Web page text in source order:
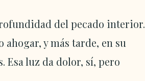
del pecado interior.
y más tarde, en su
Esa luz da dolor, sí, pero